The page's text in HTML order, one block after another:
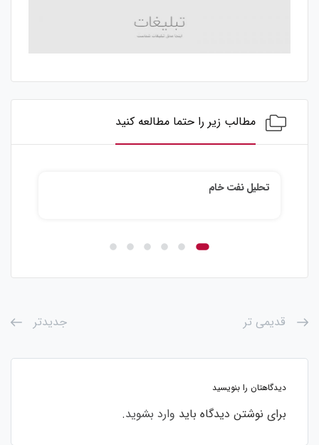
مطالب زیر را حتما مطالعه کنید
تحلیل نقره
قدیمی تر جدیدتر
دیدگاهتان را بنویسید
برای نوشتن دیدگاه باید وارد بشوید.